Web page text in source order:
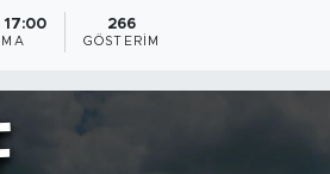
17:00 266
GÖSTERIM